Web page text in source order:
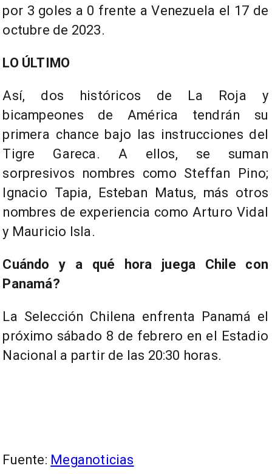
por 3 goles a 0 frente a Venezuela el 17 de
octubre de 2023.
LO ÚLTIMO
Así, dos históricos de La Roja y
bicampeones de América tendrán su
primera chance bajo las instrucciones del
Tigre Gareca. A ellos, se suman
sorpresivos nombres como Steffan Pino;
Ignacio Tapia, Esteban Matus, más otros
nombres de experiencia como Arturo Vidal
y Mauricio Isla.
Cuándo y a qué hora juega Chile con
Panamá?
La Selección Chilena enfrenta Panamá el
próximo sábado 8 de febrero en el Estadio
Nacional a partir de las 20:30 horas.
Fuente: Meganoticias